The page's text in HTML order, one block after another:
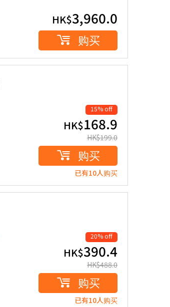
HK$3,960.0
购买
15% off
HK$168.9
HK$199.0
购买
已有10人购买
20% off
HK$390.4
HK$488.0
购买
已有10人购买